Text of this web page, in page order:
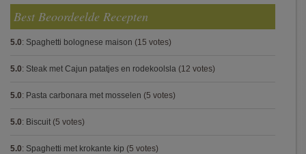
Best Beoordeelde Recepten
5.0: Spaghetti bolognese maison (15 votes)
5.0: Steak met Cajun patatjes en rodekoolsla (12 votes)
5.0: Pasta carbonara met mosselen (5 votes)
5.0: Biscuit (5 votes)
5.0: Spaghetti met krokante kip (5 votes)